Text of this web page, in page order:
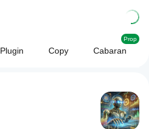
Plugin Copy Cabaran
Prop